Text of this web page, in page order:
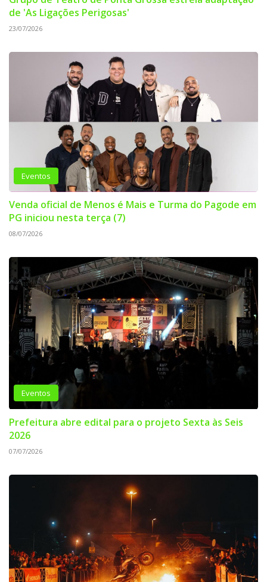
de 'As Ligações Perigosas'
23/07/2026
Eventos
Venda oficial de Menos é Mais e Turma do Pagode em
PG iniciou nesta terça (7)
08/07/2026
Eventos
Prefeitura abre edital para o projeto Sexta às Seis
2026
07/07/2026